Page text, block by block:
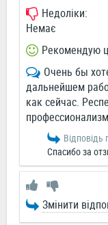
Недоліки:
Немає
Рекомендую
Очень бы
дальнейшем
как сейчас.
Спасибо за
Змінити